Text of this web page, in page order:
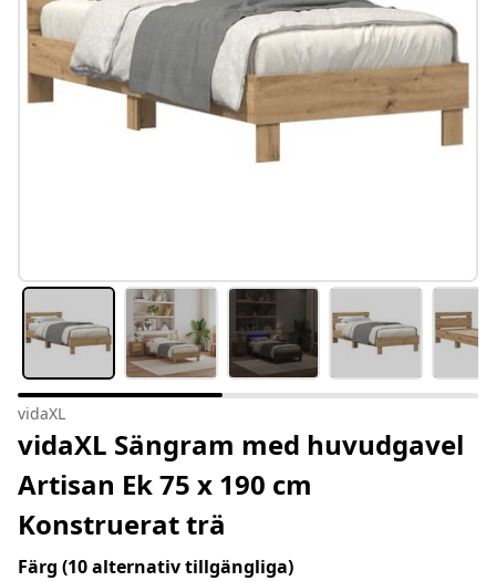
vidaXL
vidaXL Sängram med huvudgavel
Artisan Ek 75 x 190 cm
Konstruerat trä
Färg (10 alternativ tillgängliga)